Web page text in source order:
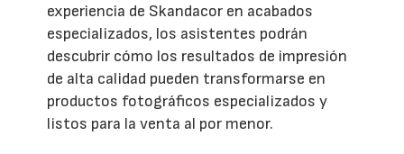
experiencia de Skandacor en acabados
especializados, los asistentes podrán
descubrir cómo los resultados de impresión
de alta calidad pueden transformarse en
productos fotográficos especializados y
listos para la venta al por menor.